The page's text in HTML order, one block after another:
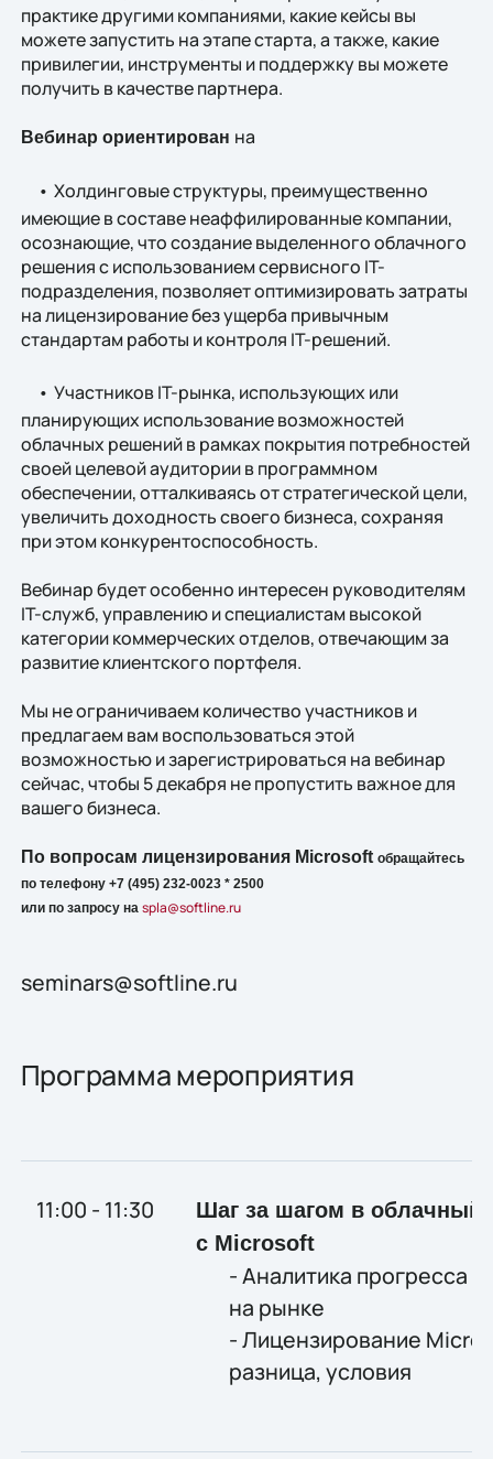
практике другими компаниями, какие кейсы вы
можете запустить на этапе старта, а также, какие
привилегии, инструменты и поддержку вы можете
получить в качестве партнера.
Вебинар ориентирован на
• Холдинговые структуры, преимущественно
имеющие в составе неаффилированные компании,
осознающие, что создание выделенного облачного
решения с использованием сервисного IT-
подразделения, позволяет оптимизировать затраты
на лицензирование без ущерба привычным
стандартам работы и контроля IT-решений.
• Участников IT-рынка, использующих или
планирующих использование возможностей
облачных решений в рамках покрытия потребностей
своей целевой аудитории в программном
обеспечении, отталкиваясь от стратегической цели,
увеличить доходность своего бизнеса, сохраняя
при этом конкурентоспособность.
Вебинар будет особенно интересен руководителям
IT-служб, управлению и специалистам высокой
категории коммерческих отделов, отвечающим за
развитие клиентского портфеля.
Мы не ограничиваем количество участников и
предлагаем вам воспользоваться этой
возможностью и зарегистрироваться на вебинар
сейчас, чтобы 5 декабря не пропустить важное для
вашего бизнеса.
По вопросам лицензирования Microsoft обращайтесь
по телефону +7 (495) 232-0023 * 2500
или по запросу на spla@softline.ru
seminars@softline.ru
Программа мероприятия
11:00 - 11:30 Шаг за шагом в облачный
с Microsoft
- Аналитика прогресса
на рынке
- Лицензирование
разница, условия